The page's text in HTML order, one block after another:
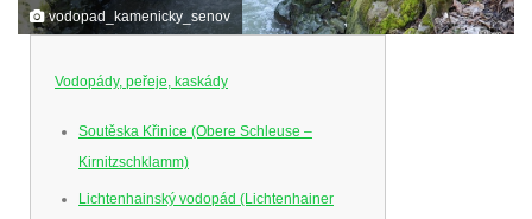
vodopad_kamenicky_senov
Vodopády, peřeje, kaskády
Soutěska Křinice (Obere Schleuse –
Kirnitzschklamm)
Lichtenhainský vodopád (Lichtenhainer